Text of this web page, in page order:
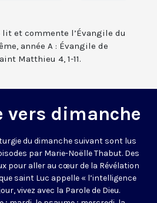
et commente l’Évangile du
année A : Évangile de
Matthieu 4, 1-11.
vers dimanche
du dimanche suivant sont lus
par Marie-Noëlle Thabut. Des
pour aller au cœur de la Révélation
saint Luc appelle « l’intelligence
vivez avec la Parole de Dieu.